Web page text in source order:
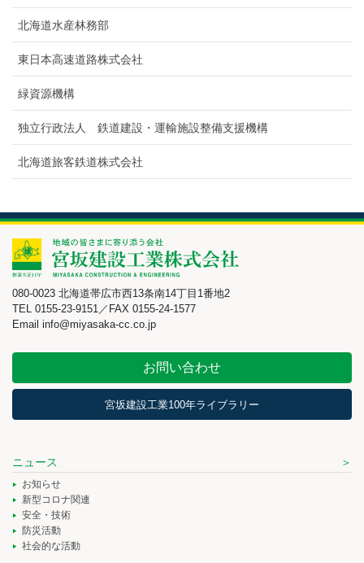
北海道水産林務部
東日本高速道路株式会社
緑資源機構
独立行政法人 鉄道建設・運輸施設整備支援機構
北海道旅客鉄道株式会社
080-0023 北海道帯広市西13条南14丁目1番地2
TEL 0155-23-9151／FAX 0155-24-1577
Email info@miyasaka-cc.co.jp
お問い合わせ
宮坂建設工業100年ライブラリー
ニュース
お知らせ
新型コロナ関連
安全・技術
防災活動
社会的な活動